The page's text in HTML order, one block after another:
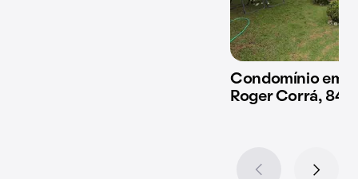
Condomínio em
Roger Corrá, 84